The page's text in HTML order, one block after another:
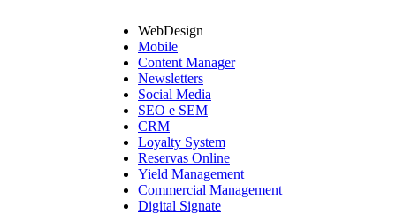
WebDesign
Mobile
Content Manager
Newsletters
Social Media
SEO e SEM
CRM
Loyalty System
Reservas Online
Yield Management
Commercial Management
Digital Signate